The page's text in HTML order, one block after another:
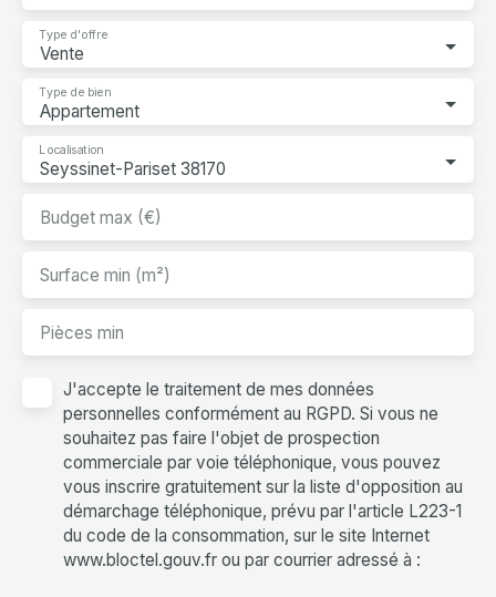
Vente
Type d'offre
Appartement
Type de bien
Seyssinet-Pariset 38170
Localisation
Budget max (€)
Surface min (m²)
Pièces min
J'accepte le traitement de mes données
personnelles conformément au RGPD. Si vous ne
souhaitez pas faire l'objet de prospection
commerciale par voie téléphonique, vous pouvez
vous inscrire gratuitement sur la liste d'opposition au
démarchage téléphonique, prévu par l'article L223-1
du code de la consommation, sur le site Internet
www.bloctel.gouv.fr ou par courrier adressé à :